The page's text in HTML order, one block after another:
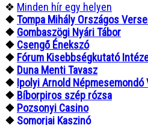
❖ Minden hír egy helyen
❖Tompa Mihály Országos
❖ Gombaszögi Nyári Tábor
❖ Csengő Énekszó
❖ Fórum Kisebbségkutató
❖ Duna Menti Tavasz
❖ Ipolyi Arnold Népmesemondó
❖ Bíborpiros szép rózsa
❖ Pozsonyi Casino
❖ Somorjai Kaszinó